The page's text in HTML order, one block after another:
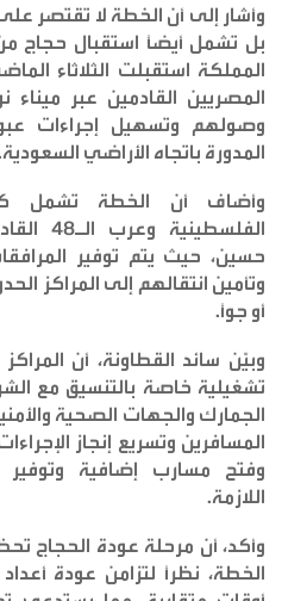
وأشار إلى أن الخطة لا تقتصر
بل تشمل أيضاً استقبال حجاج
المملكة استقبلت الثلاثاء
المصريين القادمين عبر
وصولهم وتسهيل إجراءات
المدورة باتجاه الأراضي السعودية
وأضاف أن الخطة تشمل
حسين، حيث يتم توفير
وتأمين انتقالهم إلى المراكز
أو جواً.
وبيّن سائد القطاونة، أن
تشغيلية خاصة بالتنسيق مع
الجمارك والجهات الصحية
المسافرين وتسريع إنجاز
وفتح مسارب إضافية وتوفير
اللازمة.
وأكد، أن مرحلة عودة الحجاج
الخطة، نظراً لتزامن عودة